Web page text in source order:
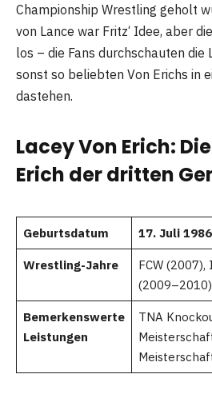
Championship Wrestling geholt
von Lance war Fritz‘ Idee, aber
los – die Fans durchschauten die
sonst so beliebten Von Erichs in
dastehen.
Lacey Von Erich:
Erich der dritten
Geburtsdatum 17. Juli 1986
Wrestling-Jahre
FCW
(2009–2010)
Bemerkenswerte
Leistungen
TNA